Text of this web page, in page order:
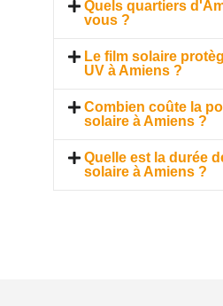
Quels quartiers
vous ?
Le film solaire
UV à Amiens ?
Combien coûte la
solaire à Amiens ?
Quelle est la durée
solaire à Amiens ?